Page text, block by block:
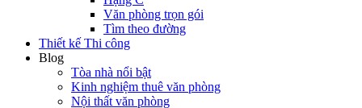
Văn phòng trọn gói
Tìm theo đường
Thiết kế Thi công
Blog
Tòa nhà nổi bật
Kinh nghiệm thuê văn phòng
Nội thất văn phòng